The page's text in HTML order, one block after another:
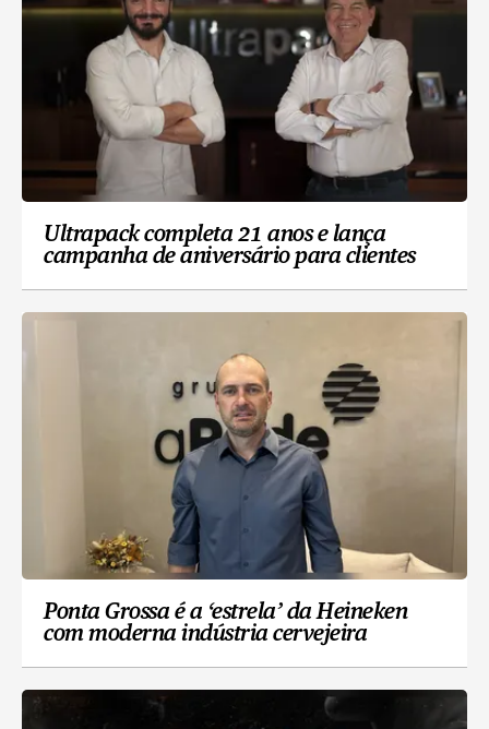
Ultrapack completa 21 anos e lança
campanha de aniversário para clientes
Ponta Grossa é a ‘estrela’ da Heineken
com moderna indústria cervejeira